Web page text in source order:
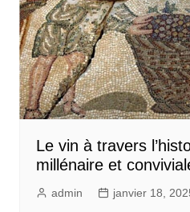
Le vin à travers
millénaire et
admin janvier 18,